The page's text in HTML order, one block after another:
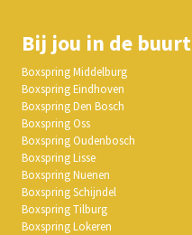
Bij jou in de buurt
Boxspring Middelburg
Boxspring Eindhoven
Boxspring Den Bosch
Boxspring Oss
Boxspring Oudenbosch
Boxspring Lisse
Boxspring Nuenen
Boxspring Schijndel
Boxspring Tilburg
Boxspring Lokeren